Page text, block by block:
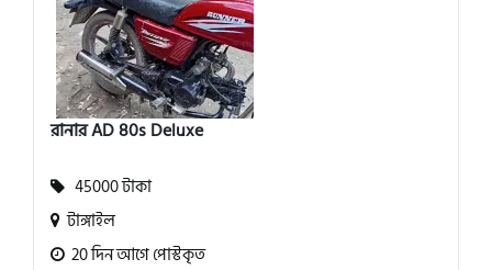
রানার AD 80s Deluxe
45000 টাকা
টাঙ্গাইল
20 দিন আগে পোস্টকৃত